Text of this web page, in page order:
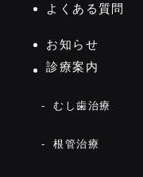
よくある質問
お知らせ
診療案内
むし歯治療
根管治療